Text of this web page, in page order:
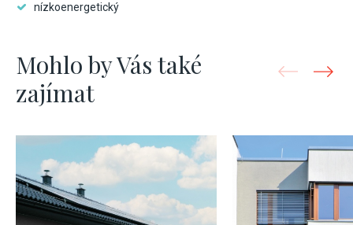
nízkoenergetický
Mohlo by Vás také
zajímat